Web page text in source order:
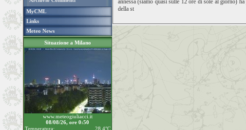
MyCML
Links
Meteo News
Situazione a Milano
www.meteogiuliacci.it
08/08/26, ore 0:50
Temperatura:
28.4°C
annessa (siamo quasi sulle 12 ore di sole al giorno)
della st